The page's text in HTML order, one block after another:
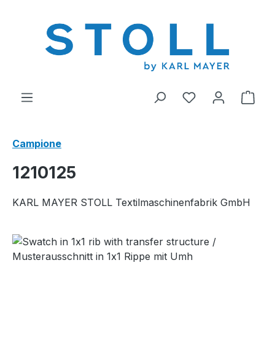
Hai 0 articoliIl
Campione
1210125
KARL MAYER STOLL Textilmaschinenfabrik GmbH
Salta la galleria di immagini